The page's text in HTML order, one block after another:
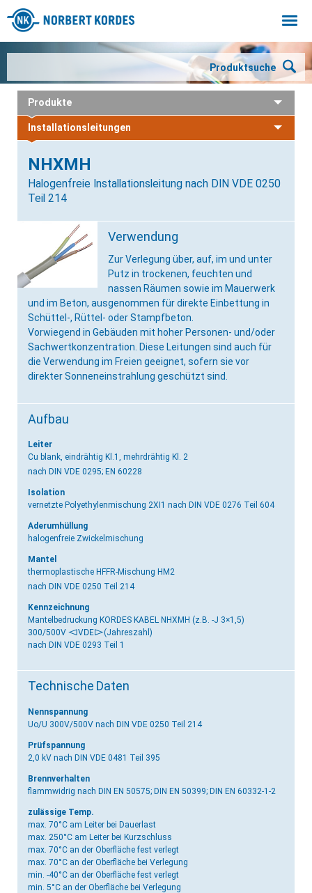
Produktsuche
Produkte
Installationsleitungen
NHXMH
Halogenfreie Installationsleitung nach DIN VDE 0250
Teil 214
Verwendung
Zur Verlegung über, auf, im und unter
Putz in trockenen, feuchten und
nassen Räumen sowie im Mauerwerk
und im Beton, ausgenommen für direkte Einbettung in
Schüttel-, Rüttel- oder Stampfbeton.
Vorwiegend in Gebäuden mit hoher Personen- und/oder
Sachwertkonzentration. Diese Leitungen sind auch für
die Verwendung im Freien geeignet, sofern sie vor
direkter Sonneneinstrahlung geschützt sind.
Aufbau
Leiter
Cu blank, eindrähtig Kl.1, mehrdrähtig Kl. 2
nach DIN VDE 0295; EN 60228
Isolation
vernetzte Polyethylenmischung 2XI1 nach DIN VDE 0276 Teil 604
Aderumhüllung
halogenfreie Zwickelmischung
Mantel
thermoplastische HFFR-Mischung HM2
nach DIN VDE 0250 Teil 214
Kennzeichnung
Mantelbedruckung KORDES KABEL NHXMH (z.B. -J 3×1,5)
300/500V <VDE>(Jahreszahl)
nach DIN VDE 0293 Teil 1
Technische Daten
Nennspannung
Uo/U 300V/500V nach DIN VDE 0250 Teil 214
Prüfspannung
2,0 kV nach DIN VDE 0481 Teil 395
Brennverhalten
flammwidrig nach DIN EN 50575; DIN EN 50399; DIN EN 60332-1-2
zulässige Temp.
max. 70°C am Leiter bei Dauerlast
max. 250°C am Leiter bei Kurzschluss
max. 70°C an der Oberfläche fest verlegt
max. 70°C an der Oberfläche bei Verlegung
min. -40°C an der Oberfläche fest verlegt
min. 5°C an der Oberfläche bei Verlegung